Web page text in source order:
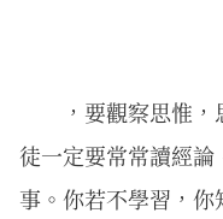
，要觀察思惟
徒一定要常常讀經
事。你若不學習，